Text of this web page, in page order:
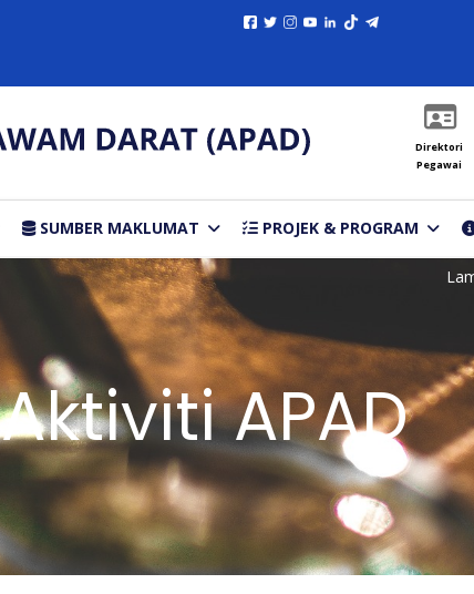
Direktori
Pegawai
SUMBER MAKLUMAT PROJEK & PROGRAM
Aktiviti APAD